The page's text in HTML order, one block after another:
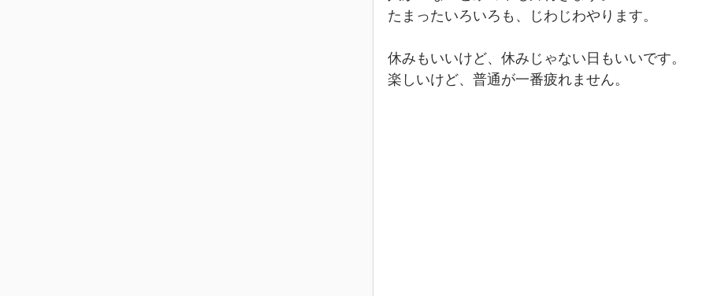
たまったいろいろも、じわじわやります。
休みもいいけど、休みじゃない日もいいです。
楽しいけど、普通が一番疲れません。